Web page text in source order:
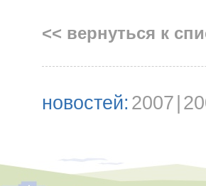
<< вернуться к
новостей: 2007